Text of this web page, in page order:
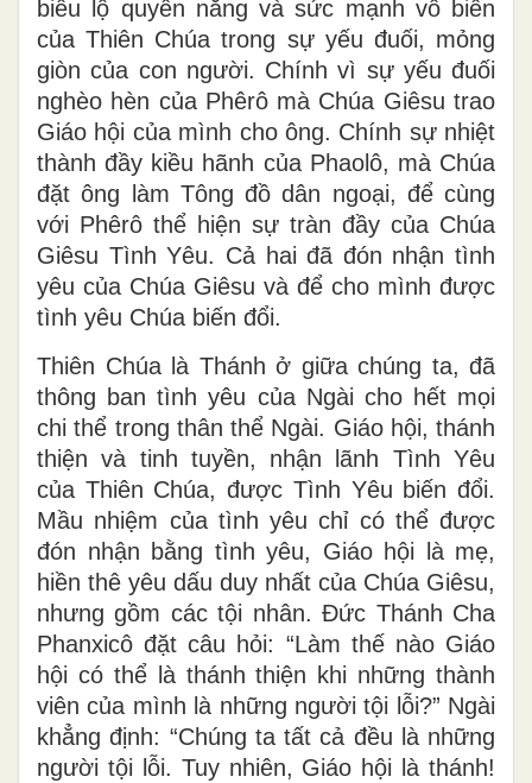
biểu lộ quyền năng và sức mạnh vô biên
của Thiên Chúa trong sự yếu đuối, mỏng
giòn của con người. Chính vì sự yếu đuối
nghèo hèn của Phêrô mà Chúa Giêsu trao
Giáo hội của mình cho ông. Chính sự nhiệt
thành đầy kiều hãnh của Phaolô, mà Chúa
đặt ông làm Tông đồ dân ngoại, để cùng
với Phêrô thể hiện sự tràn đầy của Chúa
Giêsu Tình Yêu. Cả hai đã đón nhận tình
yêu của Chúa Giêsu và để cho mình được
tình yêu Chúa biến đổi.
Thiên Chúa là Thánh ở giữa chúng ta, đã
thông ban tình yêu của Ngài cho hết mọi
chi thể trong thân thể Ngài. Giáo hội, thánh
thiện và tinh tuyền, nhận lãnh Tình Yêu
của Thiên Chúa, được Tình Yêu biến đổi.
Mầu nhiệm của tình yêu chỉ có thể được
đón nhận bằng tình yêu, Giáo hội là mẹ,
hiền thê yêu dấu duy nhất của Chúa Giêsu,
nhưng gồm các tội nhân. Đức Thánh Cha
Phanxicô đặt câu hỏi: “Làm thế nào Giáo
hội có thể là thánh thiện khi những thành
viên của mình là những người tội lỗi?” Ngài
khẳng định: “Chúng ta tất cả đều là những
người tội lỗi. Tuy nhiên, Giáo hội là thánh!